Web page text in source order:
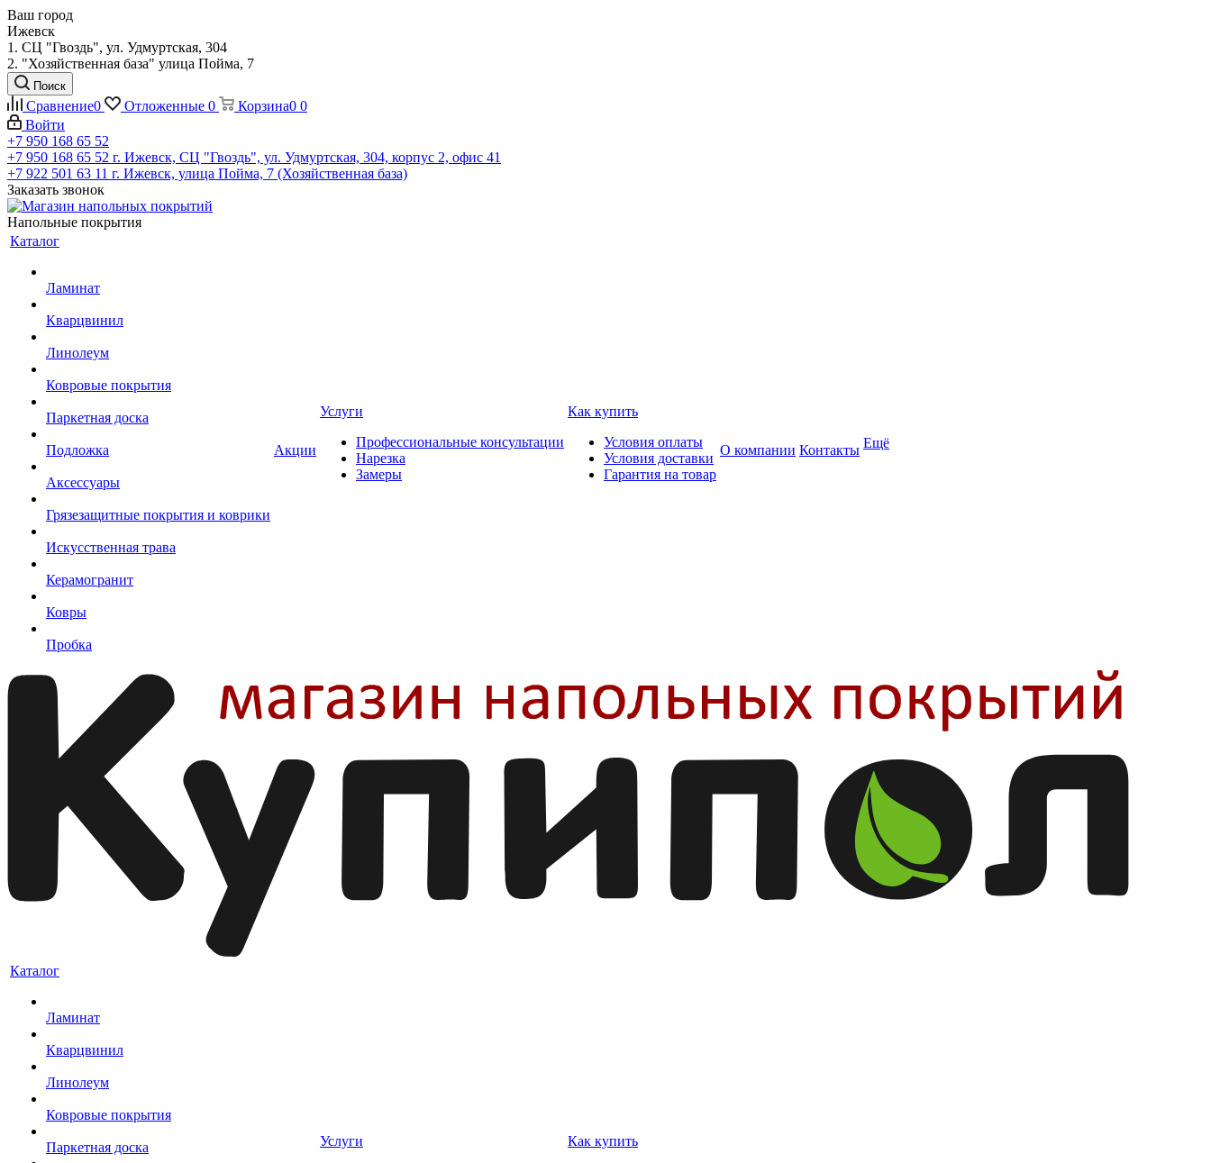
Ваш город
Ижевск
1. СЦ "Гвоздь", ул. Удмуртская, 304
2. "Хозяйственная база" улица Пойма, 7
Поиск
Сравнение0 Отложенные 0 Корзина0 0
Войти
+7 950 168 65 52
+7 950 168 65 52 г. Ижевск, СЦ "Гвоздь", ул. Удмуртская, 304, корпус 2, офис 41
+7 922 501 63 11 г. Ижевск, улица Пойма, 7 (Хозяйственная база)
Заказать звонок
Напольные покрытия
Каталог
Ламинат
Кварцвинил
Линолеум
Ковровые покрытия
Паркетная доска
Подложка
Аксессуары
Грязезащитные покрытия и коврики
Искусственная трава
Керамогранит
Ковры
Пробка
Акции
Услуги
Профессиональные консультации
Нарезка
Замеры
Как купить
Условия оплаты
Условия доставки
Гарантия на товар
О компании Контакты Ещё
Каталог
Ламинат
Кварцвинил
Линолеум
Ковровые покрытия
Паркетная доска
Услуги
Как купить